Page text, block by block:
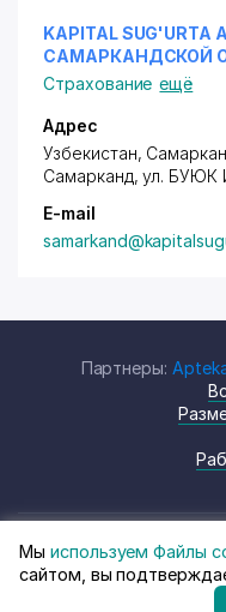
KAPITAL
САМАРКАНДСКОЙ
Страхование ещё
Адрес
Узбекистан,
Самарканд,ул. БУЮК
E-mail
Партнеры:
© Top.uz, 2024 Каталог
Узбекистана
Мы используем Файлы
сайтом, вы